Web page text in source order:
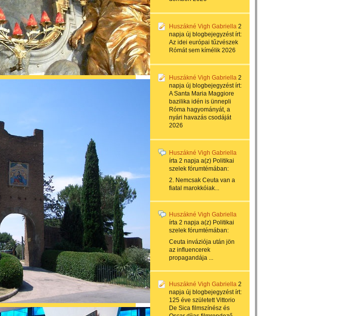
Huszákné Vigh Gabriella 2
napja új blogbejegyzést írt:
Az idei európai tűzvészek
Rómát sem kímélik 2026
Huszákné Vigh Gabriella 2
napja új blogbejegyzést írt:
A Santa Maria Maggiore
bazilika idén is ünnepli
Róma hagyományát, a
nyári havazás csodáját
2026
Huszákné Vigh Gabriella
írta 2 napja a(z) Politikai
szelek fórumtémában:
2. Nemcsak Ceuta van a
fiatal marokkóiak...
Huszákné Vigh Gabriella
írta 2 napja a(z) Politikai
szelek fórumtémában:
Ceuta inváziója után jön
az influencerek
propagandája ...
Huszákné Vigh Gabriella 2
napja új blogbejegyzést írt:
125 éve született Vittorio
De Sica filmszínész és